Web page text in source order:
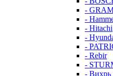
-
-
- Hitachi
-
-
- Rebir
-
- Вихрь